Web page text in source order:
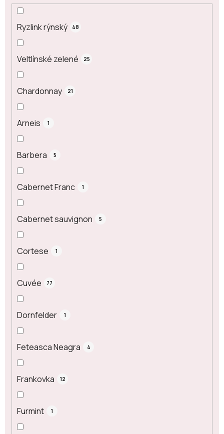
Ryzlink rýnský 48
Veltlínské zelené 25
Chardonnay 21
Arneis 1
Barbera 5
Cabernet Franc 1
Cabernet sauvignon 5
Cortese 1
Cuvée 77
Dornfelder 1
Feteasca Neagra 4
Frankovka 12
Furmint 1